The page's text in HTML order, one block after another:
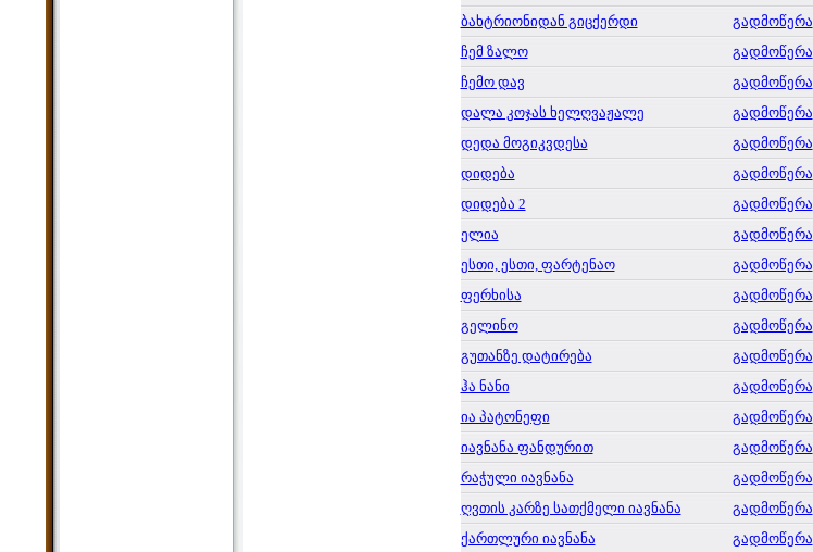
ბახტრიონიდან გიცქერდი
გადმოწერა
ჩემ ზალო
გადმოწერა
ჩემო დავ
გადმოწერა
დალა კოჯას ხელღვაჟალე
გადმოწერა
დედა მოგიკვდესა
გადმოწერა
დიდება
გადმოწერა
დიდება 2
გადმოწერა
ელია
გადმოწერა
ესთი, ესთი, ფარტენაო
გადმოწერა
ფერხისა
გადმოწერა
გელინო
გადმოწერა
გუთანზე დატირება
გადმოწერა
ჰა ნანი
გადმოწერა
ია პატონეფი
გადმოწერა
იავნანა ფანდურით
გადმოწერა
რაჭული იავნანა
გადმოწერა
ღვთის კარზე სათქმელი იავნანა
გადმოწერა
ქართლური იავნანა
გადმოწერა